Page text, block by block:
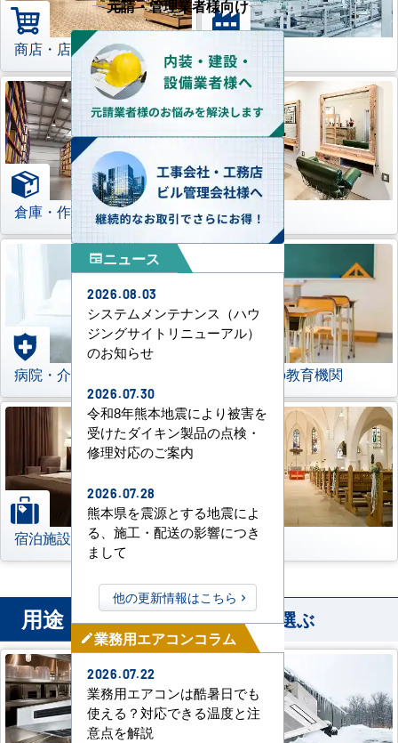
商店・店舗
倉庫・作業場 理美容室
病院・介護施設 学校などの教育機関
宿泊施設 その他
用途 から業務用エアコンを選ぶ
元請・管理業者様向け
newspaperニュース
2026.08.03
システムメンテナンス（ハウ
ジングサイトリニューアル）
のお知らせ
2026.07.30
令和8年熊本地震により被害を
受けたダイキン製品の点検・
修理対応のご案内
2026.07.28
熊本県を震源とする地震によ
る、施工・配送の影響につき
まして
他の更新情報はこちら
mode_edit業務用エアコンコラム
2026.07.22
業務用エアコンは酷暑日でも
使える？対応できる温度と注
意点を解説